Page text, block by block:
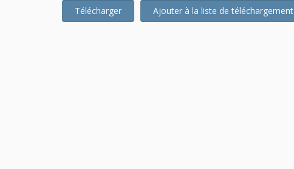
Télécharger Ajouter à la liste de téléchargement